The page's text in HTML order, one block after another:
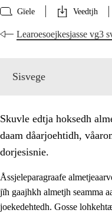
Gïele Veedtjh
Learoesoejkesjasse vg3
Sisvege
Skuvle edtja hoksedh
daam dåarjoehtidh,
dorjesisnie.
Åssjeleparagraafe
jïh gaajhkh almetjh seamma
joekedehtedh. Gosse